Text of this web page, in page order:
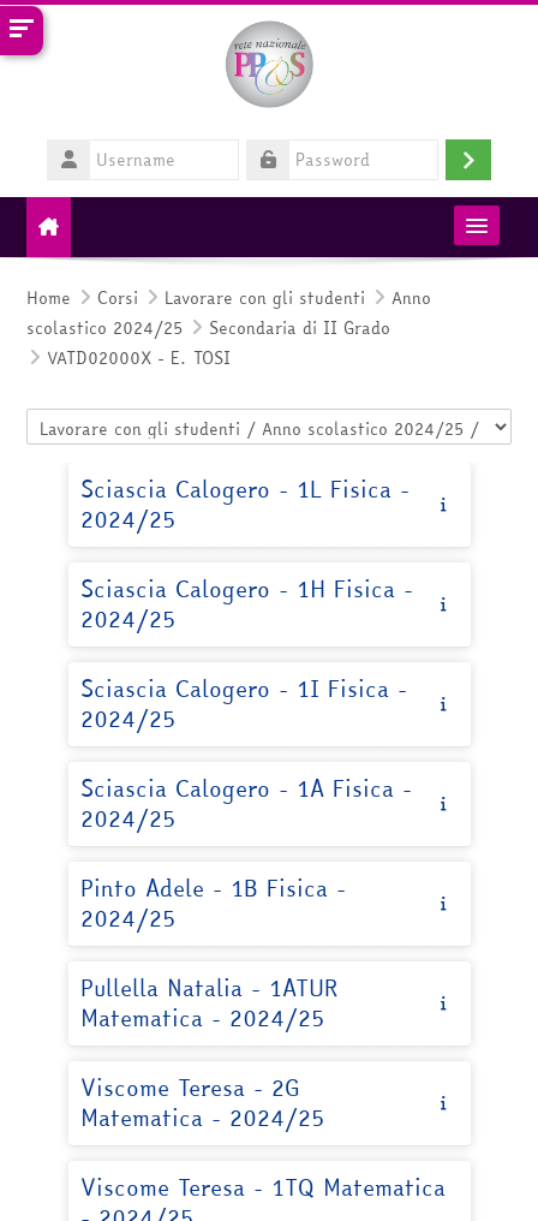
Vai al contenuto principale
Username
Password
Login
MIM
RETE PP&S
HelpDesk
Italiano ‎(it)‎
Home Corsi Lavorare con gli studenti
Anno
scolastico 2024/25
Secondaria di II Grado
VATD02000X - E. TOSI
Categorie di corso
Sciascia Calogero - 1L Fisica -
2024/25
Sciascia Calogero - 1H Fisica -
2024/25
Sciascia Calogero - 1I Fisica -
2024/25
Sciascia Calogero - 1A Fisica -
2024/25
Pinto Adele - 1B Fisica -
2024/25
Pullella Natalia - 1ATUR
Matematica - 2024/25
Viscome Teresa - 2G
Matematica - 2024/25
Viscome Teresa - 1TQ Matematica